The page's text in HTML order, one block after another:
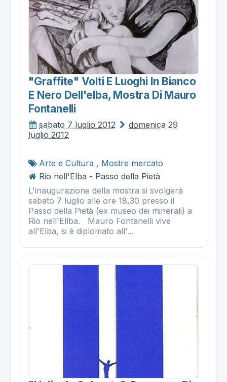
"graffite" Volti E Luoghi In Bianco
E Nero Dell'elba, Mostra Di Mauro
Fontanelli
sabato 7 luglio 2012
domenica 29
luglio 2012
Arte e Cultura , Mostre mercato
Rio nell'Elba - Passo della Pietà
L'inaugurazione della mostra si svolgerà
sabato 7 luglio alle ore 18,30 presso il
Passo della Pietà (ex museo dei minerali) a
Rio nell'Ellba. Mauro Fontanelli vive
all'Elba, si è diplomato all'...